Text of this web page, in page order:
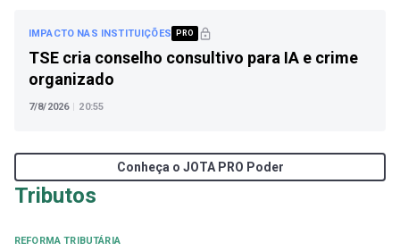
IMPACTO NAS INSTITUIÇÕES PRO
TSE cria conselho consultivo para IA e crime
organizado
7/8/2026 | 20:55
Conheça o JOTA PRO Poder
Tributos
REFORMA TRIBUTÁRIA